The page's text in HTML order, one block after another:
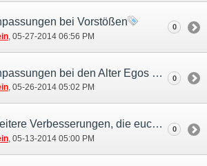
bei Vorstößen
‎, 05-27-2014 06:56 PM
0
[dev1206] Anpassungen bei den Alter Egos und Gefährten
‎, 05-26-2014 05:02 PM
0
[dev1205] Weitere Verbesserungen, die euch das Abenteurerleben erleichtern!
‎, 05-13-2014 05:00 PM
0